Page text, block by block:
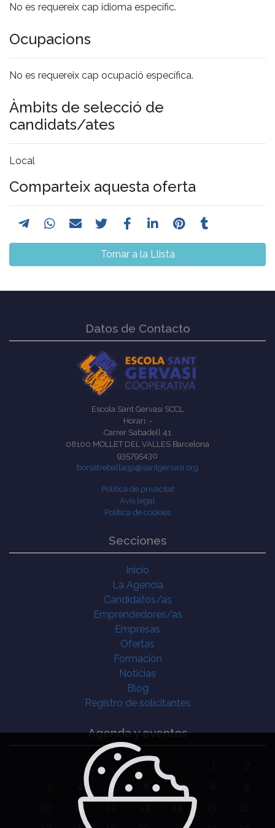
No es requereix cap idioma específic.
Ocupacions
No es requereix cap ocupació específica.
Àmbits de selecció de
candidats/ates
Local
Comparteix aquesta oferta
Tornar a la Llista
Datos de Contacto
Escola Sant Gervasi SCCL
Horari: -
Carrer Sabadell 41
08100 MOLLET DEL VALLES Barcelona
935795430
borsatreballaqp@santgervasi.org
Política de privacitat
Avís legal
Política de cookies
Secciones
Inicio
La Agencia
Candidatos/as
Emprendedores/as
Empresas
Ofertas
Formación
Noticias
Blog
Registro de solicitantes
Agenda y eventos
5 7
11